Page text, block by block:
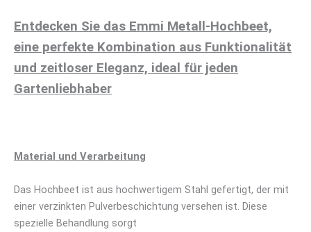
Entdecken Sie das Emmi Metall-Hochbeet,
eine perfekte Kombination aus Funktionalität
und zeitloser Eleganz, ideal für jeden
Gartenliebhaber
Material und Verarbeitung
Das Hochbeet ist aus hochwertigem Stahl gefertigt, der mit
einer verzinkten Pulverbeschichtung versehen ist. Diese
spezielle Behandlung sorgt